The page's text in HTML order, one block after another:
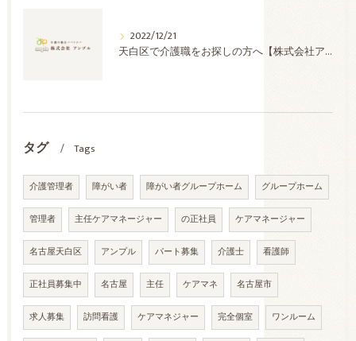
2022/12/21
天白区で介護職をお探しの方へ【株式会社アンプル】
タグ Tags
介護管理者 障がい者 障がい者グループホーム グループホーム
管理者 主任ケアマネージャー の正社員 ケアマネージャー
名古屋天白区 アンプル パート募集 介護士 看護師
正社員募集中 名古屋 主任 ケアマネ 名古屋市
求人募集 訪問看護 ケアマネジャー 完全個室 ワンルーム